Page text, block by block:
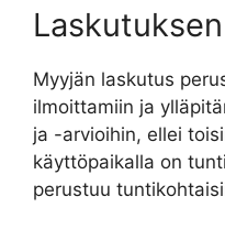
Myyjän laskutus
ilmoittamiin ja
ja -arvioihin, ellei
käyttöpaikalla on
perustuu